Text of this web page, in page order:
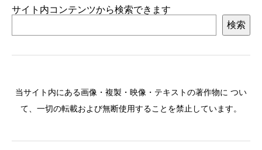
サイト内コンテンツから検索できます
検索
当サイト内にある画像・複製・映像・テキストの著作物に つい
て、一切の転載および無断使用することを禁止しています。